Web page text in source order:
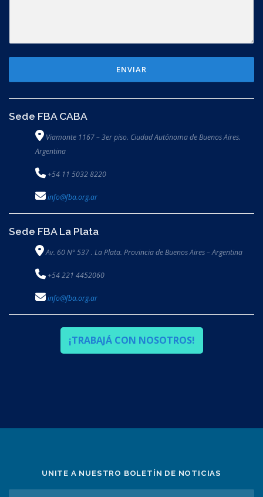
ENVIAR
Sede FBA CABA
Viamonte 1167 – 3er piso. Ciudad Autónoma de Buenos Aires.
Argentina
+54 11 5032 8220
info@fba.org.ar
Sede FBA La Plata
Av. 60 N° 537 . La Plata. Provincia de Buenos Aires – Argentina
+54 221 4452060
info@fba.org.ar
¡TRABAJÁ CON NOSOTROS!
UNITE A NUESTRO BOLETÍN DE NOTICIAS